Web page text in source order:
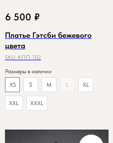
6 500 ₽
Платье Гэтсби бежевого
цвета
SKU: КПП-102
Размеры в наличии
XS
S M L XL
XXL XXXL